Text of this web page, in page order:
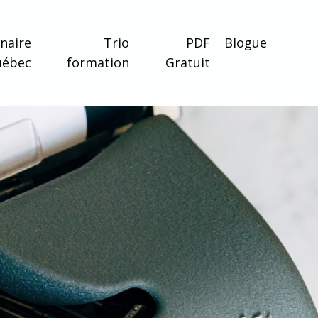
Trio
formation
PDF
Gratuit
Blogue